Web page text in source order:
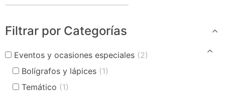
Filtrar por Categorías
Eventos y ocasiones especiales (2)
Bolígrafos y lápices (1)
Temático (1)